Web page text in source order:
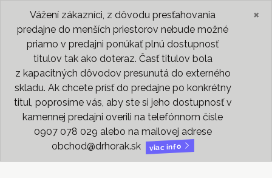
Vážení zákazníci, z dôvodu presťahovania
predajne do menších priestorov nebude možné
priamo v predajni ponúkať plnú dostupnosť
titulov tak ako doteraz. Časť titulov bola
z kapacitných dôvodov presunutá do externého
skladu. Ak chcete prísť do predajne po konkrétny
titul, poprosíme vás, aby ste si jeho dostupnosť v
kamennej predajni overili na telefónnom čísle
0907 078 029 alebo na mailovej adrese
obchod@drhorak.sk
viac info
×